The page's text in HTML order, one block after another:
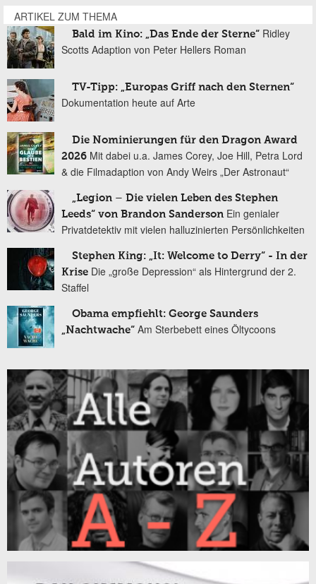
ARTIKEL ZUM THEMA
Bald im Kino: „Das Ende der Sterne“ Ridley
Scotts Adaption von Peter Hellers Roman
TV-Tipp: „Europas Griff nach den Sternen“
Dokumentation heute auf Arte
Die Nominierungen für den Dragon Award
2026 Mit dabei u.a. James Corey, Joe Hill, Petra Lord
& die Filmadaption von Andy Weirs „Der Astronaut“
„Legion – Die vielen Leben des Stephen
Leeds“ von Brandon Sanderson Ein genialer
Privatdetektiv mit vielen halluzinierten Persönlichkeiten
Stephen King: „It: Welcome to Derry“ - In der
Krise Die „große Depression“ als Hintergrund der 2.
Staffel
Obama empfiehlt: George Saunders
„Nachtwache“ Am Sterbebett eines Öltycoons